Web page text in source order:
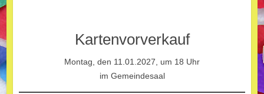
Kartenvorverkauf
Montag, den 11.01.2027, um 18 Uhr
im Gemeindesaal